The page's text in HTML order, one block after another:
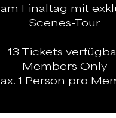
Finaltag mit
Scenes-Tour
13 Tickets
Members Only
1 Person pro